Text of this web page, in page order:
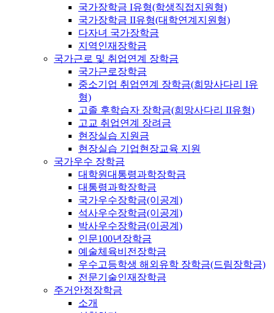
국가장학금 I유형(학생직접지원형)
국가장학금 II유형(대학연계지원형)
다자녀 국가장학금
지역인재장학금
국가근로 및 취업연계 장학금
국가근로장학금
중소기업 취업연계 장학금(희망사다리 I유
형)
고졸 후학습자 장학금(희망사다리 II유형)
고교 취업연계 장려금
현장실습 지원금
현장실습 기업현장교육 지원
국가우수 장학금
대학원대통령과학장학금
대통령과학장학금
국가우수장학금(이공계)
석사우수장학금(이공계)
박사우수장학금(이공계)
인문100년장학금
예술체육비전장학금
우수고등학생 해외유학 장학금(드림장학금)
전문기술인재장학금
주거안정장학금
소개